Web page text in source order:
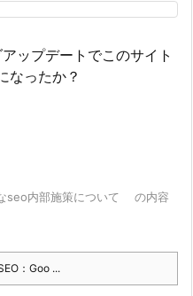
ップデートでこのサイト
なったか？
seo内部施策について の内容
：Goo ...